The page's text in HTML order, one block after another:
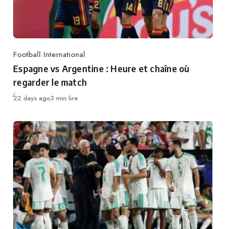
Category
Football International
Espagne vs Argentine : Heure et chaîne où
regarder le match
Publié
22 days ago3 min lire